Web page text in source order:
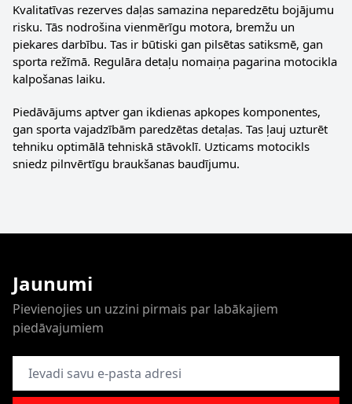
Kvalitatīvas rezerves daļas samazina neparedzētu bojājumu
risku. Tās nodrošina vienmērīgu motora, bremžu un
piekares darbību. Tas ir būtiski gan pilsētas satiksmē, gan
sporta režīmā. Regulāra detaļu nomaiņa pagarina motocikla
kalpošanas laiku.
Piedāvājums aptver gan ikdienas apkopes komponentes,
gan sporta vajadzībām paredzētas detaļas. Tas ļauj uzturēt
tehniku optimālā tehniskā stāvoklī. Uzticams motocikls
sniedz pilnvērtīgu braukšanas baudījumu.
Jaunumi
Pievienojies un uzzini pirmais par labākajiem
piedāvajumiem
E-pasta adrese